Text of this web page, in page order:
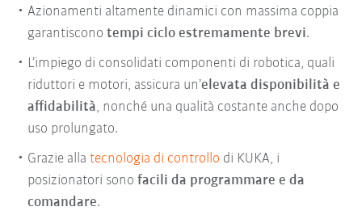
Azionamenti altamente dinamici con massima coppia
garantisconotempi ciclo estremamente brevi.
L’impiego di consolidati componenti di robotica, quali
riduttori e motori, assicura un’elevata disponibilità e
affidabilità, nonché una qualità costante anche dopo
uso prolungato.
Grazie allatecnologia di controllo di KUKA, i
posizionatori sono facili da programmare e da
comandare.